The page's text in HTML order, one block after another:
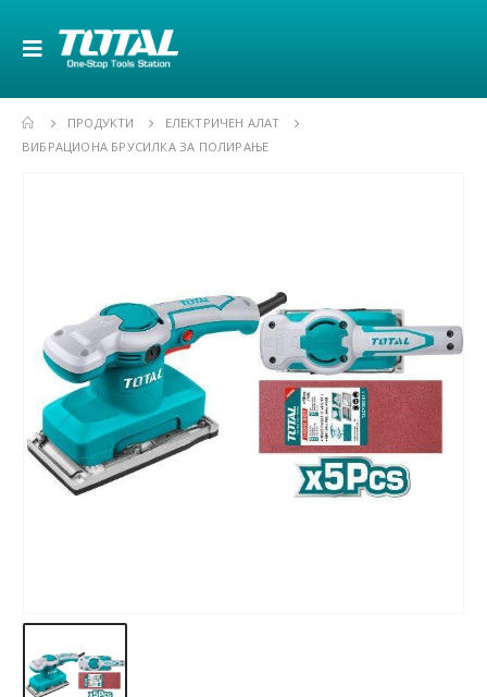
ПРОДУКТИ
ЕЛЕКТРИЧЕН АЛАТ
ВИБРАЦИОНА БРУСИЛКА ЗА ПОЛИРАЊЕ